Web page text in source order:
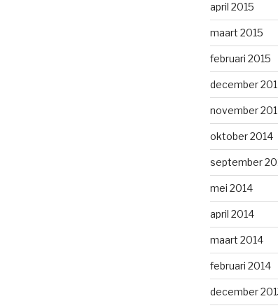
april 2015
maart 2015
februari 2015
december
november
oktober 2014
september
mei 2014
april 2014
maart 2014
februari 2014
december